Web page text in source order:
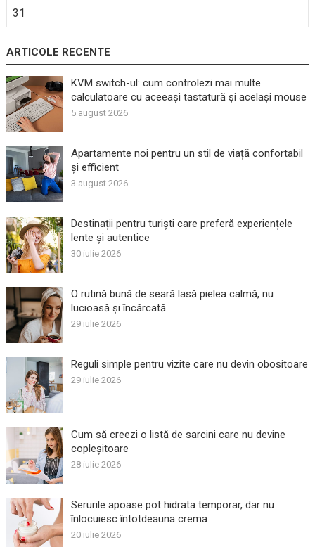
31
ARTICOLE RECENTE
KVM switch-ul: cum controlezi mai multe
calculatoare cu aceeași tastatură și același mouse
5 august 2026
Apartamente noi pentru un stil de viață confortabil
și efficient
3 august 2026
Destinații pentru turiști care preferă experiențele
lente și autentice
30 iulie 2026
O rutină bună de seară lasă pielea calmă, nu
lucioasă și încărcată
29 iulie 2026
Reguli simple pentru vizite care nu devin obositoare
29 iulie 2026
Cum să creezi o listă de sarcini care nu devine
copleșitoare
28 iulie 2026
Serurile apoase pot hidrata temporar, dar nu
înlocuiesc întotdeauna crema
20 iulie 2026